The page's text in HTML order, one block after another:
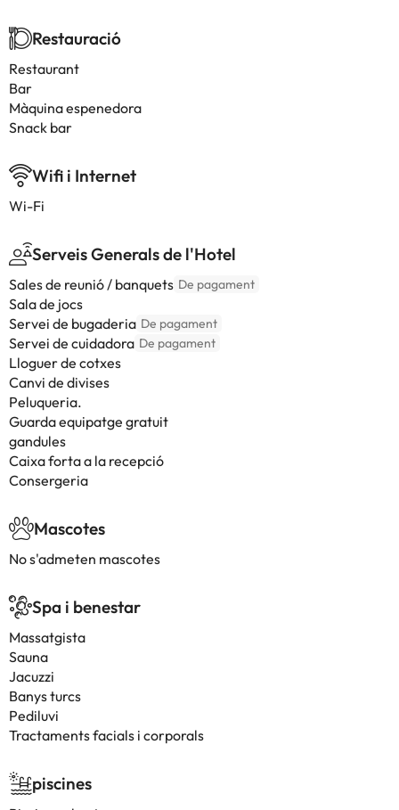
Restauració
Restaurant
Bar
Màquina espenedora
Snack bar
Wifi i Internet
Wi-Fi
Serveis Generals de l'Hotel
Sales de reunió / banquets De pagament
Sala de jocs
Servei de bugaderia De pagament
Servei de cuidadora De pagament
Lloguer de cotxes
Canvi de divises
Peluqueria.
Guarda equipatge gratuit
gandules
Caixa forta a la recepció
Consergeria
Mascotes
No s'admeten mascotes
Spa i benestar
Massatgista
Sauna
Jacuzzi
Banys turcs
Pediluvi
Tractaments facials i corporals
piscines